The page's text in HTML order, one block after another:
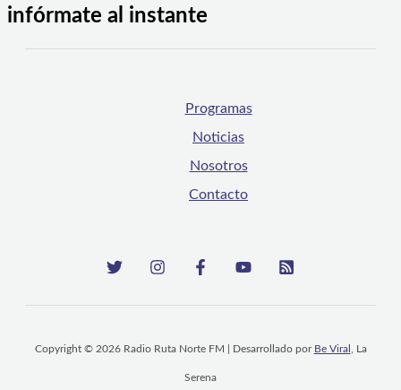
infórmate al instante
Programas
Noticias
Nosotros
Contacto
Copyright © 2026 Radio Ruta Norte FM | Desarrollado por Be Viral , La
Serena